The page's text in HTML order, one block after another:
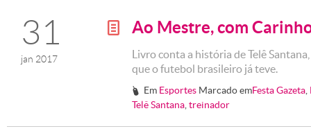
31
jan 2017
g Ao Mestre, com
Livro conta a história de Telê
que o futebol brasileiro já teve.
# Em Esportes Marcado emFesta Gazeta
Telê Santana treinador